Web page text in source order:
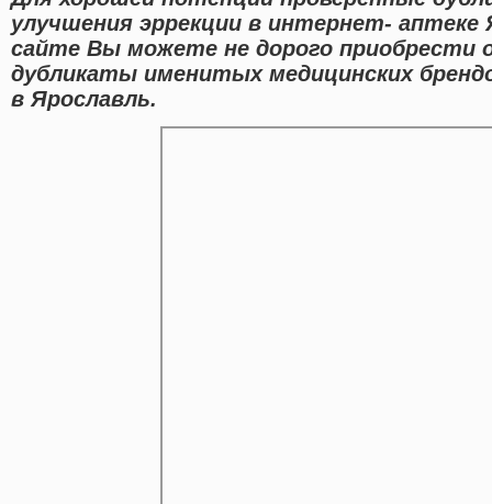
улучшения эррекции в интернет- аптеке
сайте Вы можете не дорого приобрести
дубликаты именитых медицинских
в Ярославль.